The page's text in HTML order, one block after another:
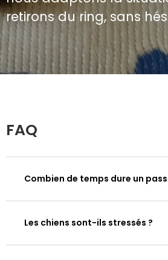
retirons du ring, sans
FAQ
Combien de temps dure un
Les chiens sont-ils stressés ?